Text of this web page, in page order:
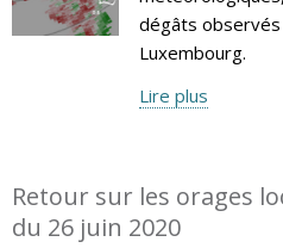
dégâts
Luxembourg.
Lire plus
Retour sur les orages
du 26 juin 2020